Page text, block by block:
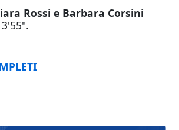
Rossi e Barbara Corsini